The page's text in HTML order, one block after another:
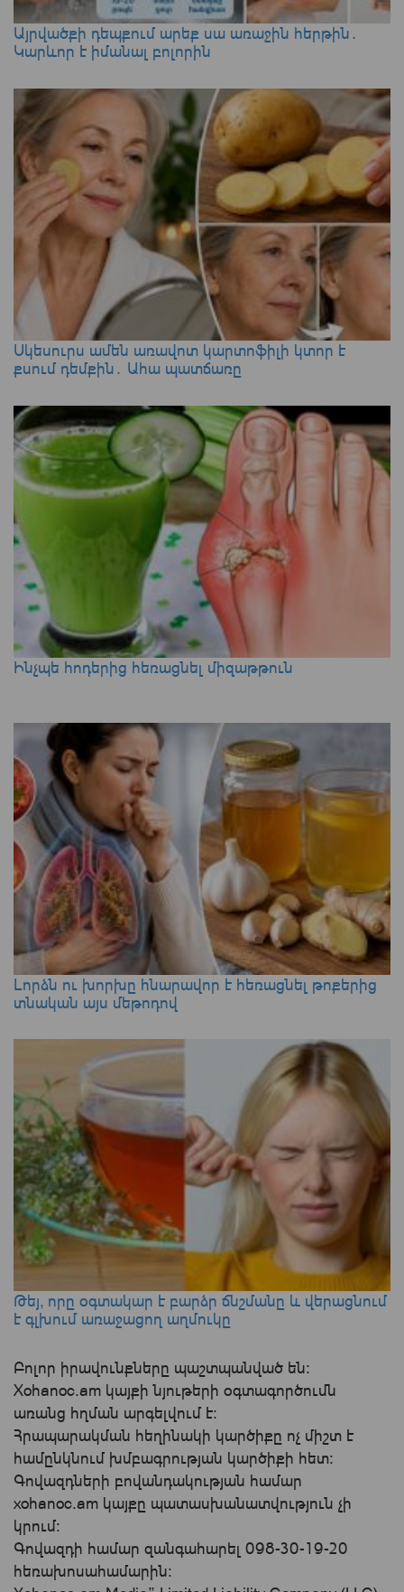
Այրվածքի դեպքում արեք սա առաջին հերթին․
Կարևոր է իմանալ բոլորին
Սկեսուրս ամեն առավոտ կարտոֆիլի կտոր է
քսում դեմքին․ Ահա պատճառը
Ինչպե հոդերից հեռացնել միզաթթուն
Լորձն ու խորխը հնարավոր է հեռացնել թոքերից
տնական այս մեթոդով
Թեյ, որը օգտակար է բարձր ճնշմանը և վերացնում
է գլխում առաջացող աղմուկը
Բոլոր իրավունքները պաշտպանված են:
Xohanoc.am կայքի նյութերի օգտագործումն
առանց հղման արգելվում է:
Հրապարակման հեղինակի կարծիքը ոչ միշտ է
համընկնում խմբագրության կարծիքի հետ:
Գովազդների բովանդակության համար
xohanoc.am կայքը պատասխանատվություն չի
կրում։
Գովազդի համար զանգահարել 098-30-19-20
հեռախոսահամարին: